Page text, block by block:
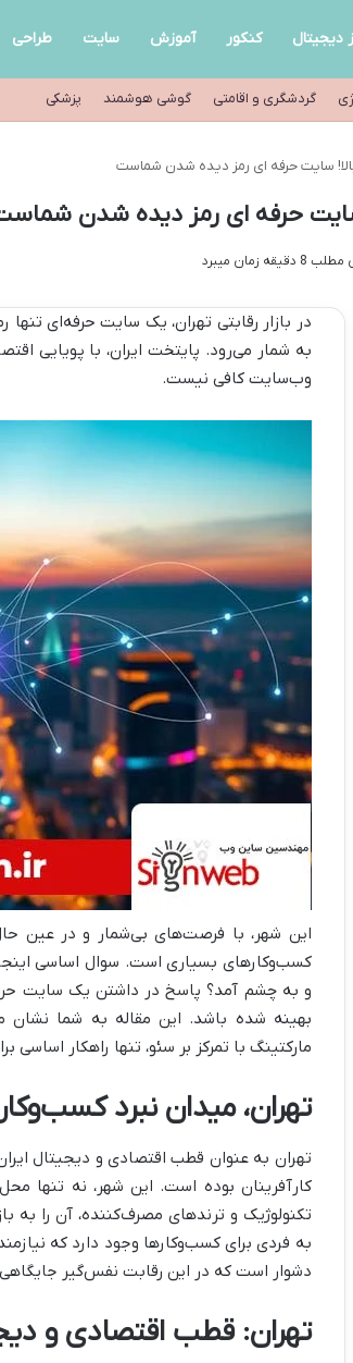
دیجیتال کنکور آموزش سایت طراحی
گردشگری و اقامتی گوشی هوشمند پزشکی
سایت حرفه ای رمز دیده شدن شماست
سایت حرفه ای رمز دیده شدن
زمان میبرد
در بازار رقابتی تهران، یک سایت حرفه‌ای
به شمار می‌رود. پایتخت ایران، با پویایی
وب‌سایت کافی نیست.
این شهر، با فرصت‌های بی‌شمار و در عین
کسب‌وکارهای بسیاری است. سوال اساسی
و به چشم آمد؟ پاسخ در داشتن یک سایت
بهینه شده باشد. این مقاله به شما نشان
مارکتینگ با تمرکز بر سئو، تنها راهکار
تهران، میدان نبرد
تهران به عنوان قطب اقتصادی و دیجیتال
کارآفرینان بوده است. این شهر، نه تنها
تکنولوژیک و ترندهای مصرف‌کننده، آن را به
به فردی برای کسب‌وکارها وجود دارد که
دشوار است که در این رقابت نفس‌گیر
تهران: قطب اقتصادی و